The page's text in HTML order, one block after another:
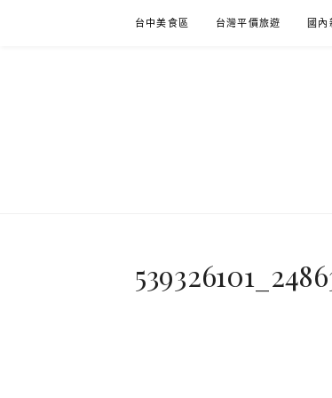
台中美食區 台灣平價旅遊 國內